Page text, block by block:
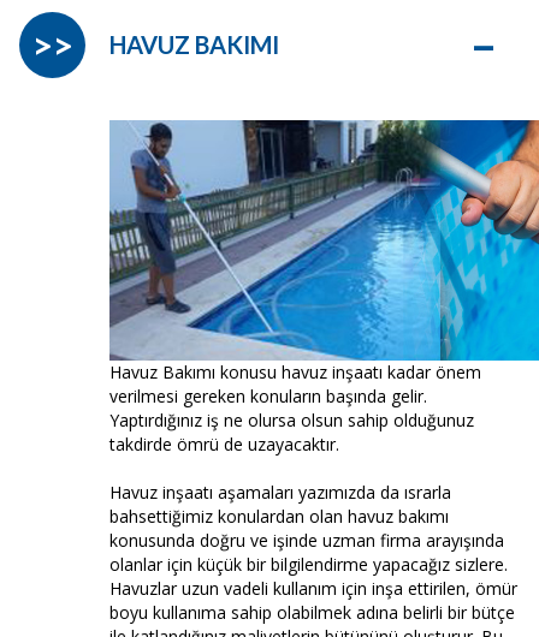
HAVUZ BAKIMI –
>>
Havuz Bakımı konusu havuz inşaatı kadar önem
verilmesi gereken konuların başında gelir.
Yaptırdığınız iş ne olursa olsun sahip olduğunuz
takdirde ömrü de uzayacaktır.
Havuz inşaatı aşamaları yazımızda da ısrarla
bahsettiğimiz konulardan olan havuz bakımı
konusunda doğru ve işinde uzman firma arayışında
olanlar için küçük bir bilgilendirme yapacağız sizlere.
Havuzlar uzun vadeli kullanım için inşa ettirilen, ömür
boyu kullanıma sahip olabilmek adına belirli bir bütçe